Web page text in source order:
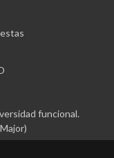
funcional.